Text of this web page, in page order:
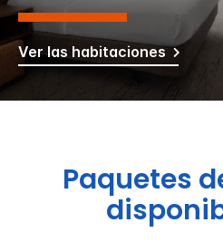
Ver las habitaciones
Paquetes